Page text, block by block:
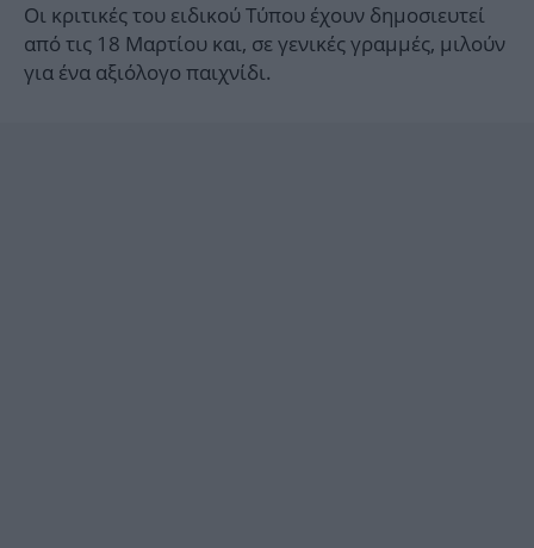
Οι κριτικές του ειδικού Τύπου έχουν δημοσιευτεί
από τις 18 Μαρτίου και, σε γενικές γραμμές, μιλούν
για ένα αξιόλογο παιχνίδι.